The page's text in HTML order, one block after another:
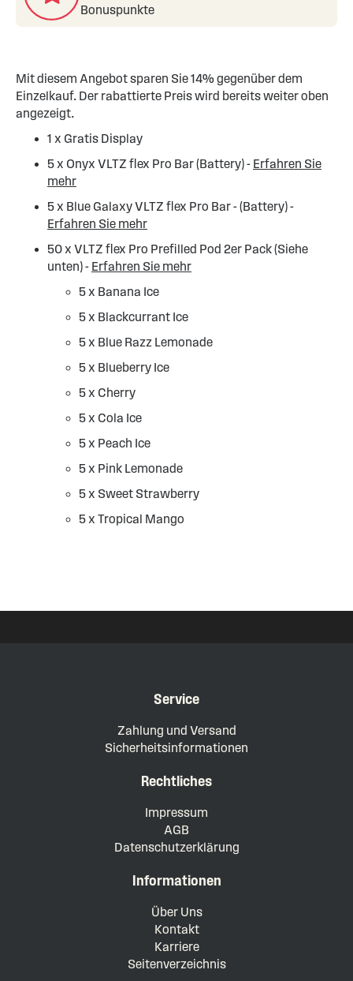
Bonuspunkte
Mit diesem Angebot sparen Sie 14% gegenüber dem
Einzelkauf. Der rabattierte Preis wird bereits weiter oben
angezeigt.
1 x Gratis Display
5 x Onyx VLTZ flex Pro Bar (Battery) - Erfahren Sie
mehr
5 x Blue Galaxy VLTZ flex Pro Bar - (Battery) -
Erfahren Sie mehr
50 x VLTZ flex Pro Prefilled Pod 2er Pack (Siehe
unten) - Erfahren Sie mehr
5 x Banana Ice
5 x Blackcurrant Ice
5 x Blue Razz Lemonade
5 x Blueberry Ice
5 x Cherry
5 x Cola Ice
5 x Peach Ice
5 x Pink Lemonade
5 x Sweet Strawberry
5 x Tropical Mango
Service
Zahlung und Versand
Sicherheitsinformationen
Rechtliches
Impressum
AGB
Datenschutzerklärung
Informationen
Über Uns
Kontakt
Karriere
Seitenverzeichnis